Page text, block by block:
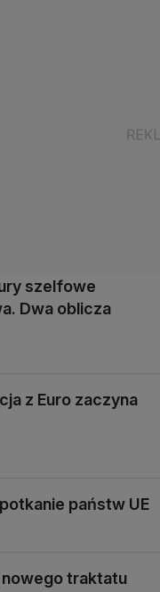
szelfowe
Dwa oblicza
z Euro zaczyna
państw UE
nowego traktatu